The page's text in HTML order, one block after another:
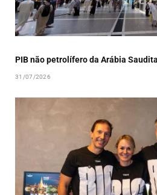
PIB não petrolífero da Arábia
31/07/2026